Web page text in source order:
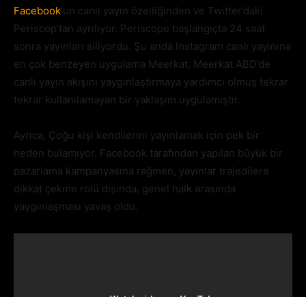
Facebook‘un canlı yayın özelliğinden ve Twitter’daki
Periscop’tan ayrılıyor. Periscope başlangıçta 24 saat
sonra yayınları siliyordu. Şu anda Instagram canlı yayınına
en çok benzeyen uygulama Meerkat, Meerkat ABD’de
canlı yayın akışını yaygınlaştırmaya yardımcı olmuş tekrar
tekrar kullanılamayan bir yaklaşım uygulamıştır.
Ayrıca, Çoğu kişi kendilerini yayınlamak için pek bir
neden bulamıyor. Facebook tarafından yapılan büyük bir
pazarlama kampanyasına rağmen, yayınlar trajedilere
dikkat çekme rolü dışında, genel halk arasında
yaygınlaşması yavaş oldu.